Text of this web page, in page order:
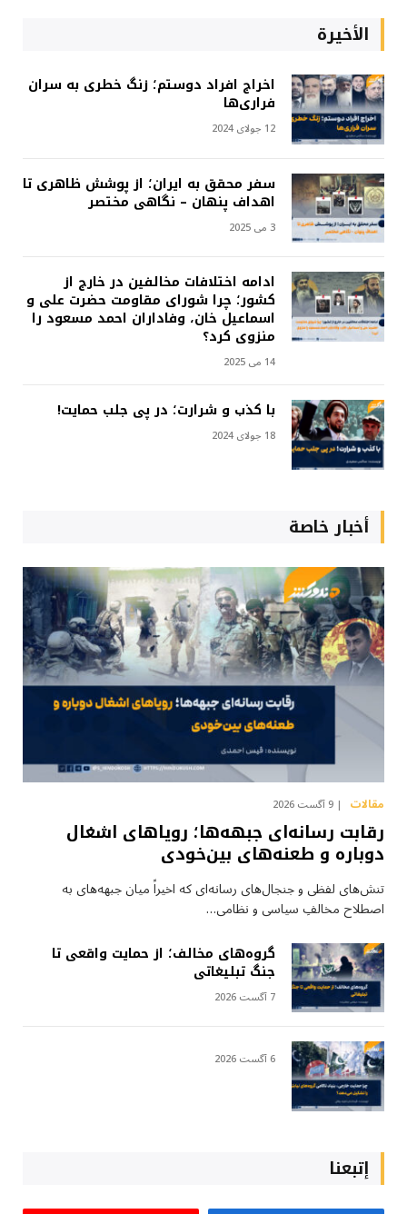
الأخيرة
اخراج افراد دوستم؛ زنگ خطری به سران
فراری‌ها
12 جولای 2024
سفر محقق به ایران؛ از پوشش ظاهری تا
اهداف پنهان – نگاهی مختصر
3 می 2025
ادامه اختلافات مخالفین در خارج از
کشور؛ چرا شورای مقاومت حضرت علی و
اسماعیل خان، وفاداران احمد مسعود را
منزوی کرد؟
14 می 2025
با کذب و شرارت؛ در پی جلب حمایت!
18 جولای 2024
أخبار خاصة
مقالات 9 آگست 2026
رقابت رسانه‌ای جبهه‌ها؛ رویاهای اشغال
دوباره و طعنه‌های بین‌خودی
تنش‌های لفظی و جنجال‌های رسانه‌ای که اخیراً میان جبهه‌های به
اصطلاح مخالفِ سیاسی و نظامی…
گروه‌های مخالف؛ از حمایت واقعی تا
جنگ تبلیغاتی
7 آگست 2026
6 آگست 2026
إتبعنا